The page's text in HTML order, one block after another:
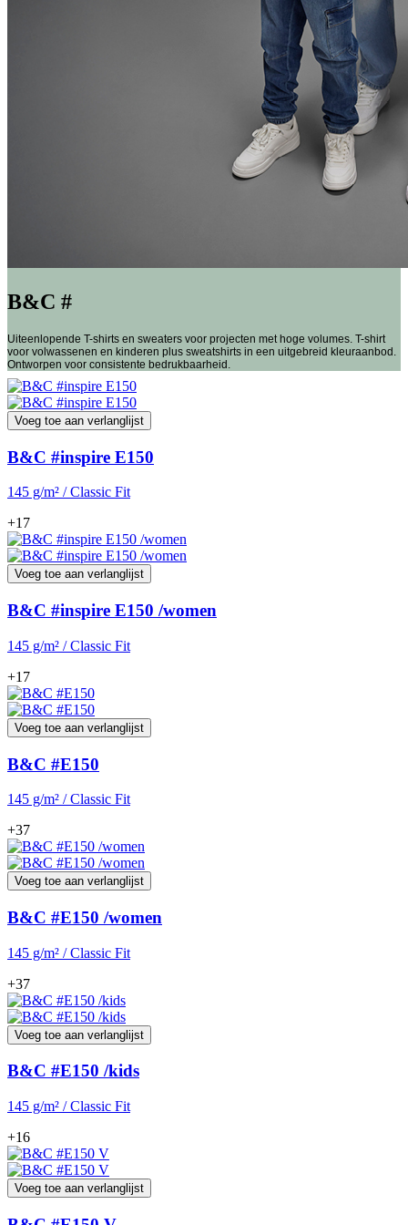
B&C #
Uiteenlopende T-shirts en sweaters voor projecten met hoge volumes. T-shirt
voor volwassenen en kinderen plus sweatshirts in een uitgebreid kleuraanbod.
Ontworpen voor consistente bedrukbaarheid.
Voeg toe aan verlanglijst
B&C #inspire E150
145 g/m² / Classic Fit
+17
Voeg toe aan verlanglijst
B&C #inspire E150 /women
145 g/m² / Classic Fit
+17
Voeg toe aan verlanglijst
B&C #E150
145 g/m² / Classic Fit
+37
Voeg toe aan verlanglijst
B&C #E150 /women
145 g/m² / Classic Fit
+37
Voeg toe aan verlanglijst
B&C #E150 /kids
145 g/m² / Classic Fit
+16
Voeg toe aan verlanglijst